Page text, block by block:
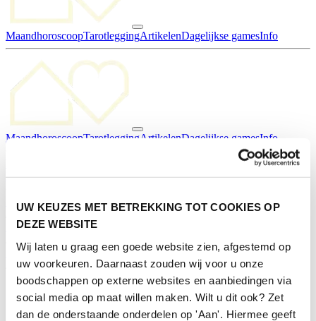
UW KEUZES MET BETREKKING TOT COOKIES OP
DEZE WEBSITE
Wij laten u graag een goede website zien, afgestemd op
uw voorkeuren. Daarnaast zouden wij voor u onze
boodschappen op externe websites en aanbiedingen via
social media op maat willen maken. Wilt u dit ook? Zet
dan de onderstaande onderdelen op 'Aan'. Hiermee geeft
MaandhoroscoopTarotleggingArtikelenDagelijkse gamesInfo
MaandhoroscoopTarotleggingArtikelenDagelijkse gamesInfo
Inschrijven nieuwsbrief
Home
Deelnemers
Duurzame exposanten